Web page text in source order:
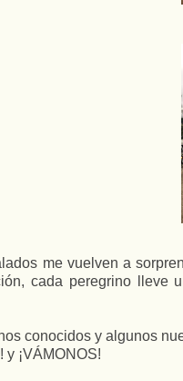
me vuelven a
cada peregrino
conocidos y algunos
y ¡VÁMONOS!